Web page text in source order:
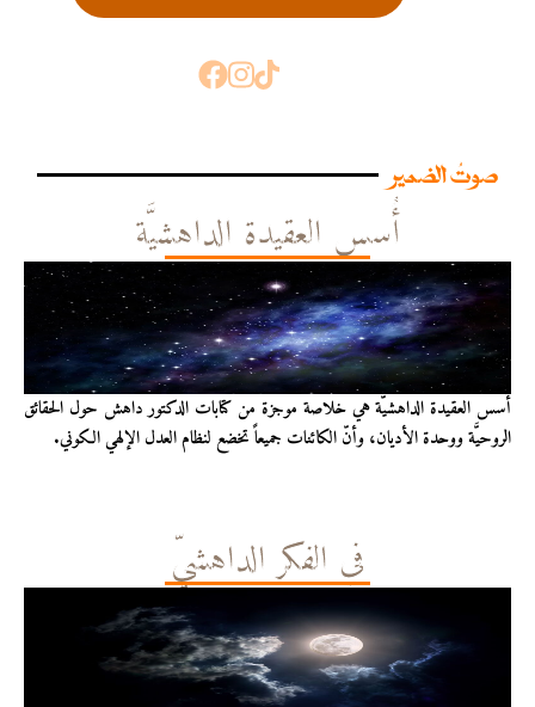
صوتُ الضمير
أُسس العقيدة الداهشيَّة
أُسس العقيدة الداهشيّة هي خلاصة موجزة من كتابات الدكتور داهش حول الحقائق
الروحيَّة ووحدة الأديان، وأنّ الكائنات جميعاً تخضع لنظام العدل الإلهي الكوني.
في الفكر الداهشيّ